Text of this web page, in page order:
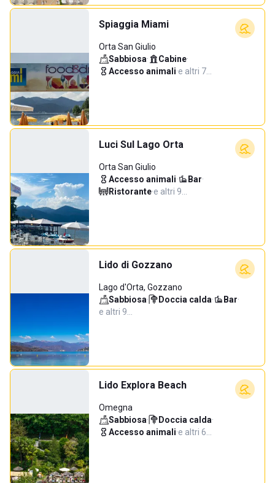
Spiaggia Miami
Orta San Giulio
Sabbiosa· Cabine·
Accesso animali·e altri 7…
Luci Sul Lago Orta
Orta San Giulio
Accesso animali· Bar·
Ristorante·e altri 9…
Lido di Gozzano
Lago d'Orta, Gozzano
Sabbiosa· Doccia calda· Bar·
e altri 9…
Lido Explora Beach
Omegna
Sabbiosa· Doccia calda·
Accesso animali·e altri 6…